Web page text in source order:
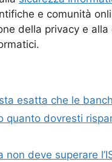
e comunità
della privacy e
esatta che le
quanto dovresti
non deve superare